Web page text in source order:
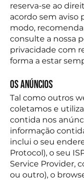
reserva-se ao
acordo sem aviso
modo,
consulte a nossa
privacidade com
forma a estar
Os anúncios
Tal como outros
coletamos e
contida nos
informação
inclui o seu
Protocol), o seu
Service Provider,
ou outro), o